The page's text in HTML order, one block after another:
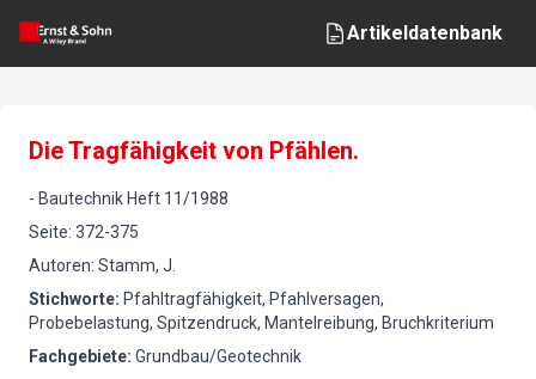
Artikeldatenbank
Die Tragfähigkeit von Pfählen.
- Bautechnik Heft 11/1988
Seite: 372-375
Autoren: Stamm, J.
Stichworte: Pfahltragfähigkeit, Pfahlversagen,
Probebelastung, Spitzendruck, Mantelreibung, Bruchkriterium
Fachgebiete: Grundbau/Geotechnik